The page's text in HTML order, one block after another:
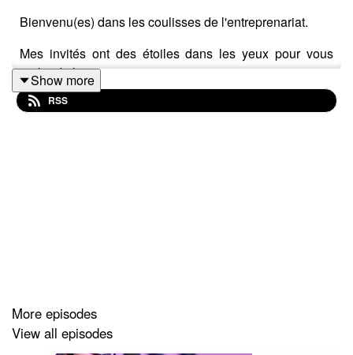
Bienvenu(es) dans les coulisses de l'entreprenariat.
Mes invités ont des étoiles dans les yeux pour vous
parler de leur projet et vous inspirer.
Show more
RSS
More episodes
View all episodes